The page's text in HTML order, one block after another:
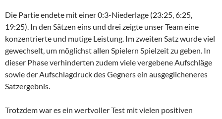
Die Partie endete mit einer 0:3-Niederlage (23:25, 6:25,
19:25). In den Sätzen eins und drei zeigte unser Team eine
konzentrierte und mutige Leistung. Im zweiten Satz wurde viel
gewechselt, um möglichst allen Spielern Spielzeit zu geben. In
dieser Phase verhinderten zudem viele vergebene Aufschläge
sowie der Aufschlagdruck des Gegners ein ausgeglicheneres
Satzergebnis.
Trotzdem war es ein wertvoller Test mit vielen positiven